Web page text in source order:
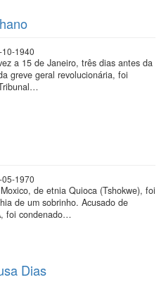
10-1940
a 15 de Janeiro, três dias antes da
greve geral revolucionária, foi
05-1970
de etnia Quioca (Tshokwe), foi
de um sobrinho. Acusado de
foi condenado…
Dias